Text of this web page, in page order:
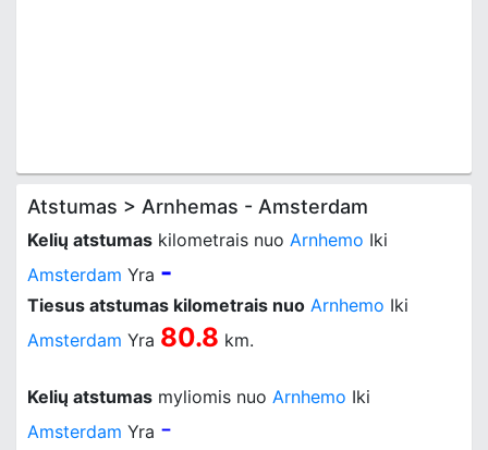
Atstumas > Arnhemas - Amsterdam
Kelių atstumas kilometrais nuo Arnhemo Iki
Amsterdam Yra -
Tiesus atstumas kilometrais nuo Arnhemo Iki
Amsterdam Yra 80.8 km.
Kelių atstumas myliomis nuo Arnhemo Iki
Amsterdam Yra -